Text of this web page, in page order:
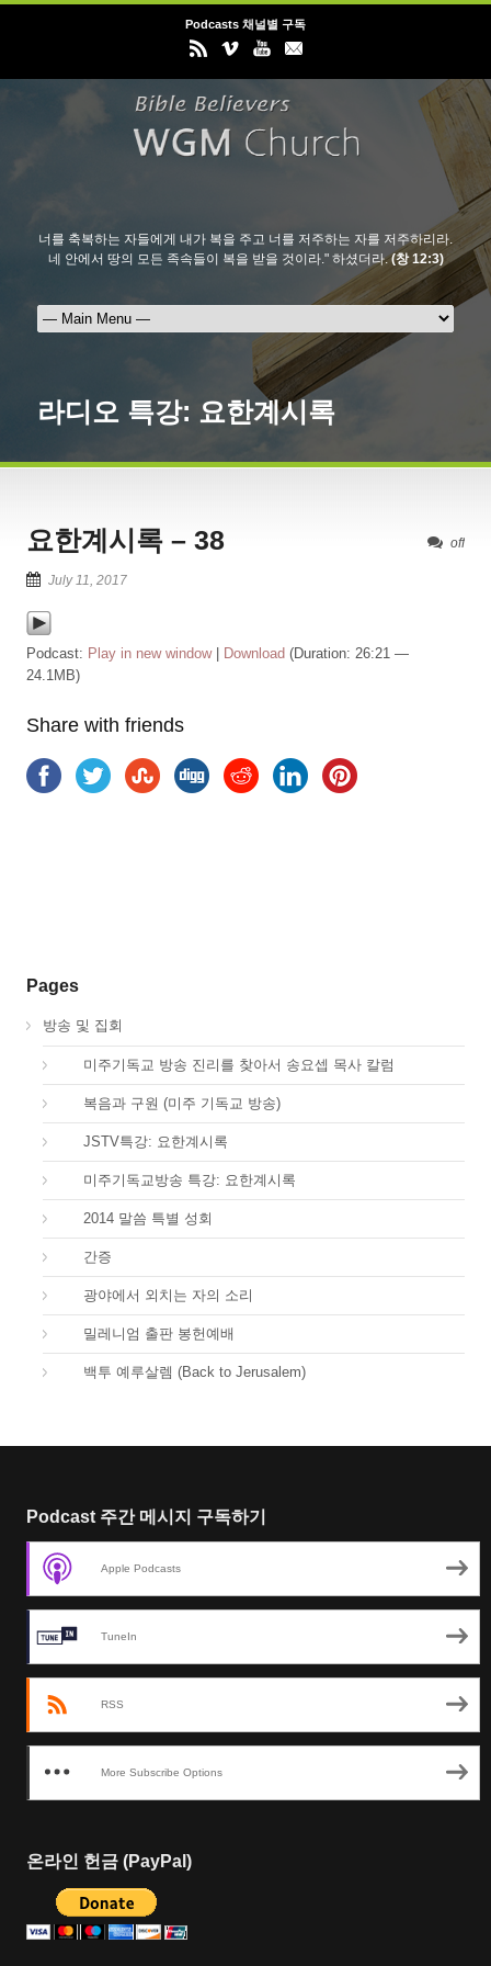
Podcasts 채널별 구독
너를 축복하는 자들에게 내가 복을 주고 너를 저주하는 자를 저주하리라.
네 안에서 땅의 모든 족속들이 복을 받을 것이라." 하셨더라.(창 12:3)
라디오 특강: 요한계시록
off
요한계시록 – 38
July 11, 2017
Podcast: Play in new window| Download (Duration: 26:21 —
24.1MB)
Share with friends
Pages
방송 및 집회
미주기독교 방송 진리를 찾아서 송요셉 목사 칼럼
복음과 구원 (미주 기독교 방송)
JSTV특강: 요한계시록
미주기독교방송 특강: 요한계시록
2014 말씀 특별 성회
간증
광야에서 외치는 자의 소리
밀레니엄 출판 봉헌예배
백투 예루살렘 (Back to Jerusalem)
Podcast 주간 메시지 구독하기
Apple Podcasts
TuneIn
RSS
More Subscribe Options
온라인 헌금 (PayPal)